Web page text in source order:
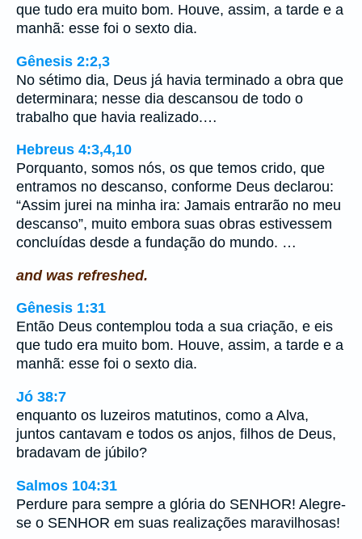
que tudo era muito bom. Houve, assim, a tarde e a
manhã: esse foi o sexto dia.
Gênesis 2:2,3
No sétimo dia, Deus já havia terminado a obra que
determinara; nesse dia descansou de todo o
trabalho que havia realizado.…
Hebreus 4:3,4,10
Porquanto, somos nós, os que temos crido, que
entramos no descanso, conforme Deus declarou:
“Assim jurei na minha ira: Jamais entrarão no meu
descanso”, muito embora suas obras estivessem
concluídas desde a fundação do mundo. …
and was refreshed.
Gênesis 1:31
Então Deus contemplou toda a sua criação, e eis
que tudo era muito bom. Houve, assim, a tarde e a
manhã: esse foi o sexto dia.
Jó 38:7
enquanto os luzeiros matutinos, como a Alva,
juntos cantavam e todos os anjos, filhos de Deus,
bradavam de júbilo?
Salmos 104:31
Perdure para sempre a glória do SENHOR! Alegre-
se o SENHOR em suas realizações maravilhosas!